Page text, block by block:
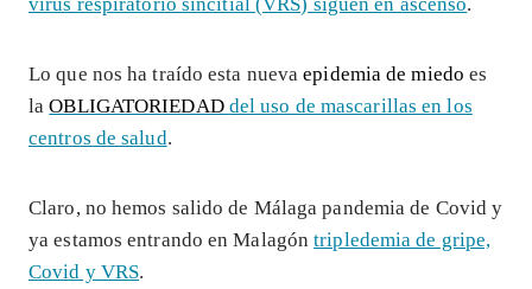
Lo que nos ha traído esta nuevaepidemia de miedo es
laOBLIGATORIEDAD del uso de mascarillas en los
centros de salud.
Claro, no hemos salido de Málaga pandemia de Covid y
ya estamos entrando en Malagóntripledemia de gripe,
Covid y VRS.